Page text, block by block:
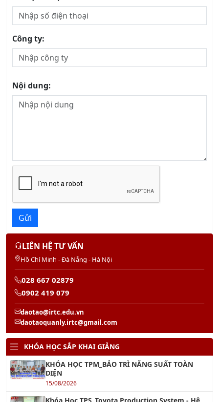
Công ty:
Nội dung:
LIÊN HỆ TƯ VẤN
Hồ Chí Minh - Đà Nẵng - Hà Nội
028 667 02879
0902 419 079
daotaoquanly.irtc@gmail.com
KHÓA HỌC SẮP KHAI GIẢNG
KHÓA HỌC TPM_BẢO TRÌ NĂNG SUẤT TOÀN
DIỆN
15/08/2026
Khóa Học TPS_Toyota Production System - Hệ
Thống Sản Xuất Toyota
15/08/2026